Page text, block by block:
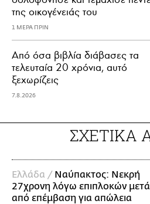
της οικογένειάς του
1 ΜΕΡΑ ΠΡΙΝ
Από όσα βιβλία διάβασες τα
τελευταία 20 χρόνια, αυτό
ξεχωρίζεις
7.8.2026
ΣΧΕΤΙΚΑ
Ελλάδα / Ναύπακτος: Νεκρή
27χρονη λόγω επιπλοκών μετά
από επέμβαση για απώλεια